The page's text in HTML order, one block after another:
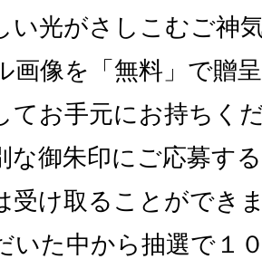
い光がさしこむご神
画像を「無料」で贈
てお手元にお持ちく
な御朱印にご応募す
受け取ることができ
いた中から抽選で１